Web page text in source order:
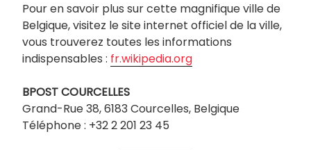
Pour en savoir plus sur cette magnifique ville de
Belgique, visitez le site internet officiel de la ville,
vous trouverez toutes les informations
indispensables : fr.wikipedia.org
BPOSTCOURCELLES
Grand-Rue 38, 6183 Courcelles, Belgique
Téléphone : +32 2 201 23 45